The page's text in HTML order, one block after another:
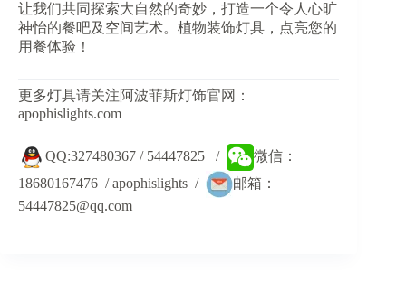
让我们共同探索大自然的奇妙，打造一个令人心旷
神怡的餐吧及空间艺术。植物装饰灯具，点亮您的
用餐体验！
更多灯具请关注阿波菲斯灯饰官网：
apophislights.com
QQ:327480367 / 54447825 /
微信：
18680167476 / apophislights /
邮箱：
54447825@qq.com